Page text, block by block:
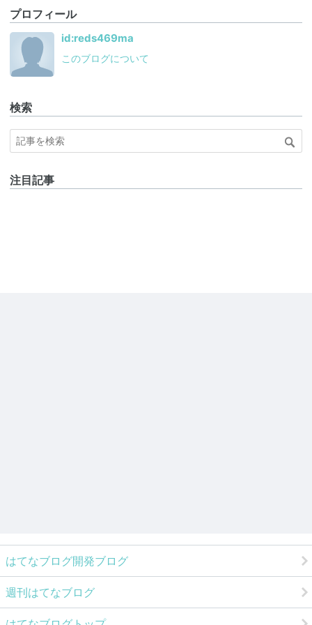
プロフィール
id:reds469ma
このブログについて
検索
注目記事
はてなブログ開発ブログ
週刊はてなブログ